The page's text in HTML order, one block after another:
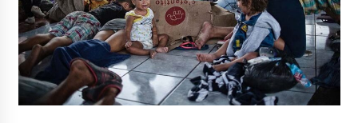
Sheinbaum descarta reunión entre CNTE y
Segob: «ya dimos nuestras propuestas»
2 meses atrás
Zar antidrogas de EE.UU.: “vamos por los
políticos mexicanos que protegen al narco”